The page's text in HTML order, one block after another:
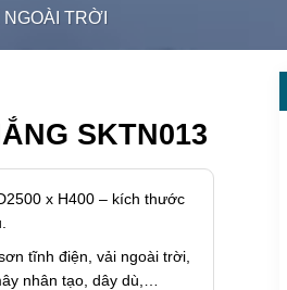
TRỜI
SKTN013
x H400 – kích thước
tĩnh điện, vải ngoài trời,
nhân tạo, dây dù,…